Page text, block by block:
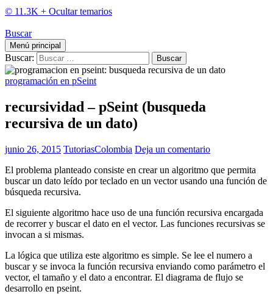
© 11.3K + Ocultar temarios
Buscar
Menú principal
Buscar:
programación en pSeint
recursividad – pSeint (busqueda
recursiva de un dato)
junio 26, 2015 TutoriasColombia Deja un comentario
El problema planteado consiste en crear un algoritmo que permita
buscar un dato leído por teclado en un vector usando una función de
búsqueda recursiva.
El siguiente algoritmo hace uso de una función recursiva encargada
de recorrer y buscar el dato en el vector. Las funciones recursivas se
invocan a si mismas.
La lógica que utiliza este algoritmo es simple. Se lee el numero a
buscar y se invoca la función recursiva enviando como parámetro el
vector, el tamaño y el dato a encontrar. El diagrama de flujo se
desarrollo en pseint.